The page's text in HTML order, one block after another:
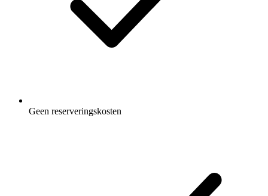
Geen reserveringskosten